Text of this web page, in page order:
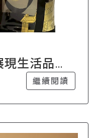
生活品味
繼續閱讀